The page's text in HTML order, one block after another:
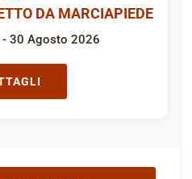
DA MARCIAPIEDE
30 Agosto 2026